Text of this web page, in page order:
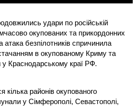
удари по російській
окупованих та прикордонних
атака безпілотників спричинила
в окупованому Криму та
Краснодарському краї РФ.
кілька районів окупованого
у Сімферополі, Севастополі,